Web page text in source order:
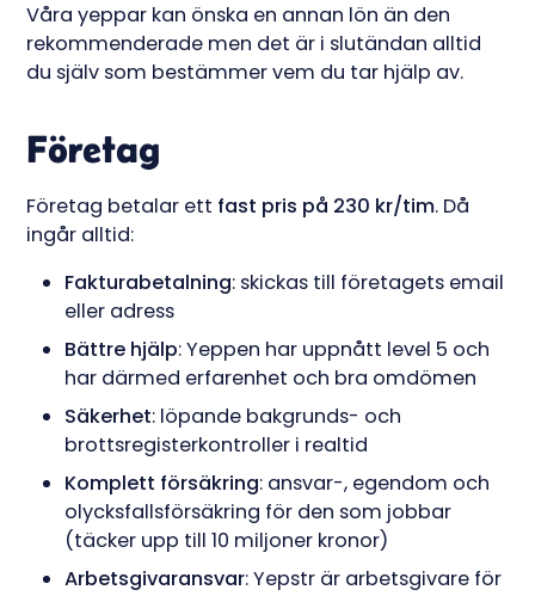
Våra yeppar kan önska en annan lön än den
rekommenderade men det är i slutändan alltid
du själv som bestämmer vem du tar hjälp av.
Företag
Företag betalar ett fast pris på 230 kr/tim. Då
ingår alltid:
Fakturabetalning: skickas till företagets email
eller adress
Bättre hjälp: Yeppen har uppnått level 5 och
har därmed erfarenhet och bra omdömen
Säkerhet: löpande bakgrunds- och
brottsregisterkontroller i realtid
Komplett försäkring: ansvar-, egendom och
olycksfallsförsäkring för den som jobbar
(täcker upp till 10 miljoner kronor)
Arbetsgivaransvar: Yepstr är arbetsgivare för